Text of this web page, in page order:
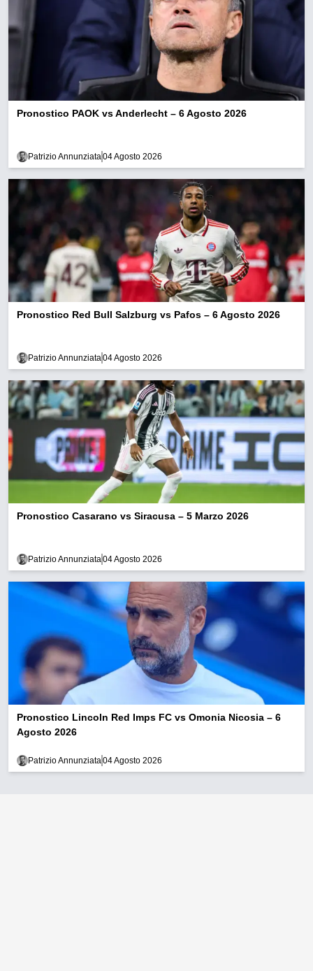
Pronostico PAOK vs Anderlecht – 6 Agosto 2026
Patrizio Annunziata04 Agosto 2026
Pronostico Red Bull Salzburg vs Pafos – 6 Agosto 2026
Patrizio Annunziata04 Agosto 2026
Pronostico Casarano vs Siracusa – 5 Marzo 2026
Patrizio Annunziata04 Agosto 2026
Pronostico Lincoln Red Imps FC vs Omonia Nicosia – 6
Agosto 2026
Patrizio Annunziata04 Agosto 2026